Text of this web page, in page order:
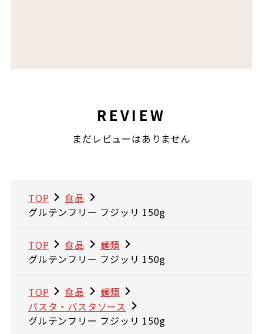
REVIEW
まだレビューはありません
TOP
食品
グルテンフリー フジッリ 150g
TOP 食品
麺類
グルテンフリー フジッリ 150g
TOP 食品
麺類
パスタ・パスタソース
グルテンフリー フジッリ 150g